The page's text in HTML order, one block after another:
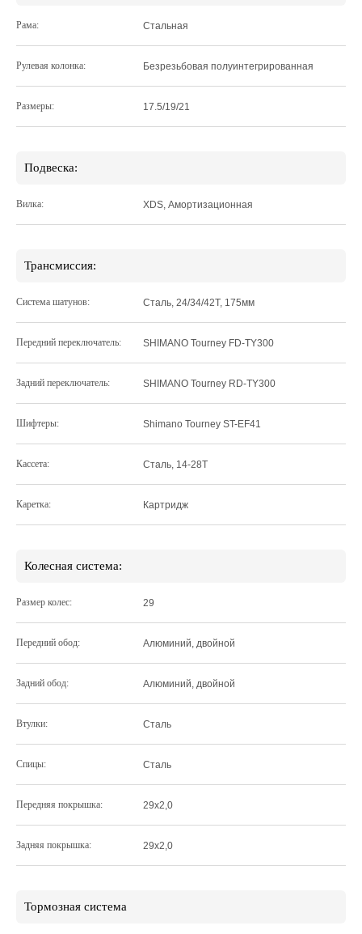
Рама: Стальная
Рулевая колонка: Безрезьбовая полуинтегрированная
Размеры: 17.5/19/21
Подвеска:
Вилка: XDS, Амортизационная
Трансмиссия:
Система шатунов: Сталь, 24/34/42Т, 175мм
Передний переключатель: SHIMANO Tourney FD-TY300
Задний переключатель: SHIMANO Tourney RD-TY300
Шифтеры: Shimano Tourney ST-EF41
Кассета: Сталь, 14-28Т
Каретка: Картридж
Колесная система:
Размер колес: 29
Передний обод: Алюминий, двойной
Задний обод: Алюминий, двойной
Втулки: Сталь
Спицы: Сталь
Передняя покрышка: 29x2,0
Задняя покрышка: 29x2,0
Тормозная система